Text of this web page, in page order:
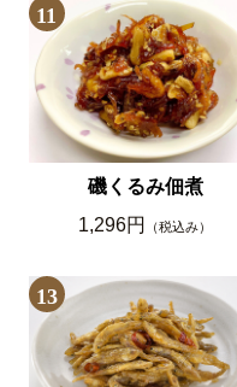
11
磯くるみ佃煮
1,296円
（税込み）
13